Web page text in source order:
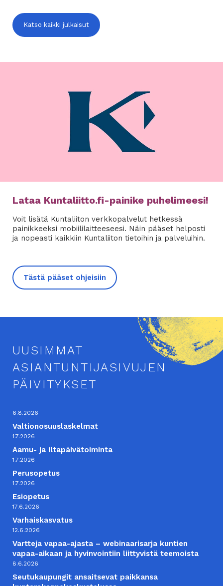
Katso kaikki julkaisut
Lataa Kuntaliitto.fi-painike puhelimeesi!
Voit lisätä Kuntaliiton verkkopalvelut hetkessä
painikkeeksi mobiililaitteeseesi. Näin pääset helposti
ja nopeasti kaikkiin Kuntaliiton tietoihin ja palveluihin.
Tästä pääset ohjeisiin
UUSIMMAT
ASIANTUNTIJASIVUJEN
PÄIVITYKSET
6.8.2026
Valtionosuuslaskelmat
1.7.2026
Aamu- ja iltapäivätoiminta
1.7.2026
Perusopetus
1.7.2026
Esiopetus
17.6.2026
Varhaiskasvatus
12.6.2026
Vartteja vapaa-ajasta – webinaarisarja kuntien
vapaa-aikaan ja hyvinvointiin liittyvistä teemoista
8.6.2026
Seutukaupungit ansaitsevat paikkansa